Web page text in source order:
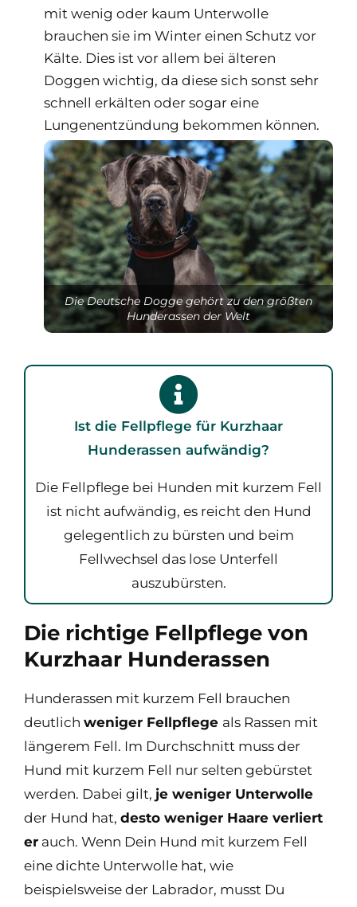
mit wenig oder kaum Unterwolle
brauchen sie im Winter einen Schutz vor
Kälte. Dies ist vor allem bei älteren
Doggen wichtig, da diese sich sonst sehr
schnell erkälten oder sogar eine
Lungenentzündung bekommen können.
Die Deutsche Dogge gehört zu den größten
Hunderassen der Welt
Ist die Fellpflege für Kurzhaar
Hunderassen aufwändig?
Die Fellpflege bei Hunden mit kurzem Fell
ist nicht aufwändig, es reicht den Hund
gelegentlich zu bürsten und beim
Fellwechsel das lose Unterfell
auszubürsten.
Die richtige Fellpflege von
Kurzhaar Hunderassen
Hunderassen mit kurzem Fell brauchen
deutlich weniger Fellpflege als Rassen mit
längerem Fell. Im Durchschnitt muss der
Hund mit kurzem Fell nur selten gebürstet
werden. Dabei gilt, je weniger Unterwolle
der Hund hat, desto weniger Haare verliert
er auch. Wenn Dein Hund mit kurzem Fell
eine dichte Unterwolle hat, wie
beispielsweise der Labrador, musst Du